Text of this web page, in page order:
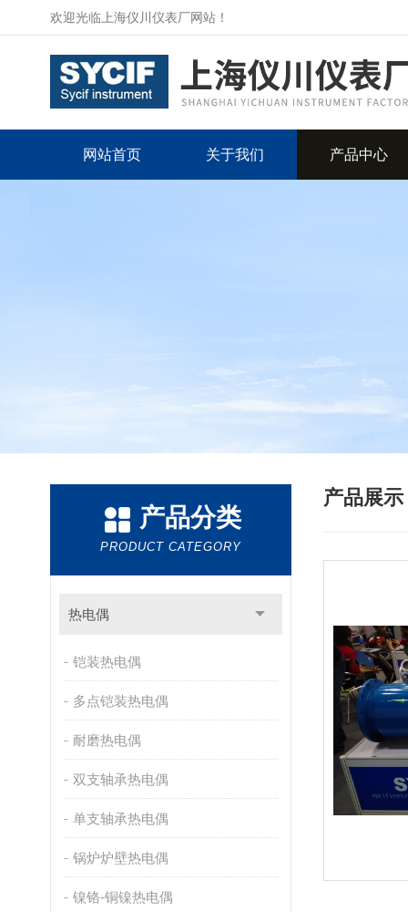
欢迎光临上海仪川仪表厂网站！
网站首页 关于我们 产品中心
产品分类
PRODUCT CATEGORY
热电偶
铠装热电偶
多点铠装热电偶
耐磨热电偶
双支轴承热电偶
单支轴承热电偶
锅炉炉壁热电偶
镍铬-铜镍热电偶
产品展示